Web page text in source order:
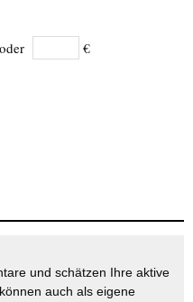
oder €
und schätzen Ihre aktive
auch als eigene